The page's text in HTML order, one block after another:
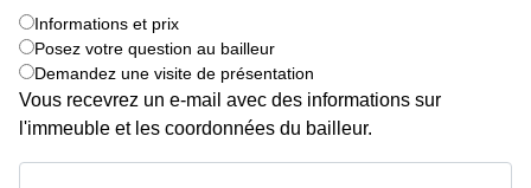
Versoix
Coworking
Meyrin
Salle
réunion
Rue de
Lausanne
69
Genève
Avenue
Informations et prix
Posez votre question au bailleur
Demandez une visite de présentation
Vous recevrez un e-mail avec des informations sur
l'immeuble et les coordonnées du bailleur.